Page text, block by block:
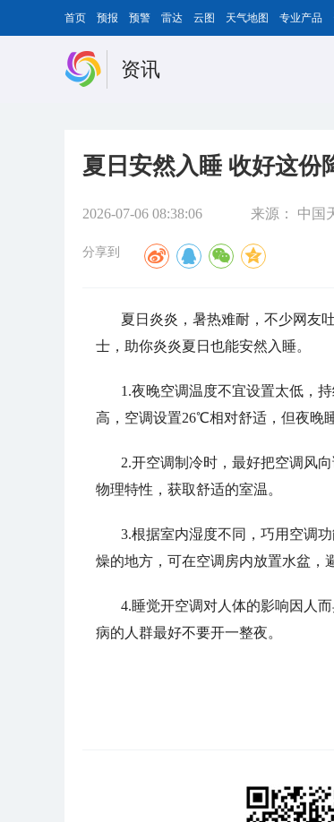
首页 预报 预警 雷达 云图 天气地图 专业产品
资讯
夏日安然入睡 收好这份
2026-07-06 08:38:06 来源： 中国
分享到
夏日炎炎，暑热难耐，不少网友
士，助你炎炎夏日也能安然入睡。
1.夜晚空调温度不宜设置太低，
高，空调设置26℃相对舒适，但夜晚
2.开空调制冷时，最好把空调风
物理特性，获取舒适的室温。
3.根据室内湿度不同，巧用空调
燥的地方，可在空调房内放置水盆，
4.睡觉开空调对人体的影响因人
病的人群最好不要开一整夜。